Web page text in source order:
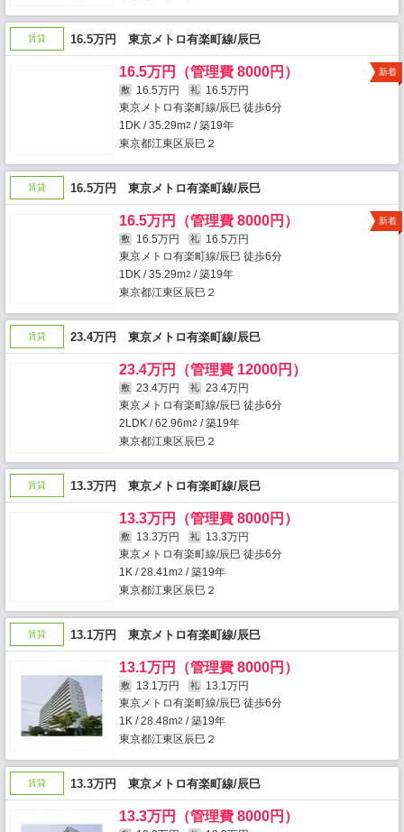
賃貸 16.5万円 東京メトロ有楽町線/辰巳
16.5万円（管理費 8000円）
敷 16.5万円 礼
16.5万円
東京メトロ有楽町線/辰巳 徒歩6分
1DK / 35.29m2 / 築19年
東京都江東区辰巳２
新着
賃貸 16.5万円 東京メトロ有楽町線/辰巳
16.5万円（管理費 8000円）
敷 16.5万円 礼
16.5万円
東京メトロ有楽町線/辰巳 徒歩6分
1DK / 35.29m2 / 築19年
東京都江東区辰巳２
新着
賃貸 23.4万円 東京メトロ有楽町線/辰巳
23.4万円（管理費 12000円）
敷 23.4万円 礼
23.4万円
東京メトロ有楽町線/辰巳 徒歩6分
2LDK / 62.96m2 / 築19年
東京都江東区辰巳２
賃貸 13.3万円 東京メトロ有楽町線/辰巳
13.3万円（管理費 8000円）
敷 13.3万円 礼
13.3万円
東京メトロ有楽町線/辰巳 徒歩6分
1K / 28.41m2 / 築19年
東京都江東区辰巳２
賃貸 13.1万円 東京メトロ有楽町線/辰巳
13.1万円（管理費 8000円）
敷 13.1万円 礼
13.1万円
東京メトロ有楽町線/辰巳 徒歩6分
1K / 28.48m2 / 築19年
東京都江東区辰巳２
賃貸 13.3万円 東京メトロ有楽町線/辰巳
13.3万円（管理費 8000円）